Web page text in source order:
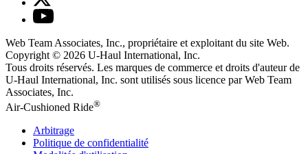
Web Team Associates, Inc., propriétaire et exploitant du site Web.
Copyright © 2026 U-Haul International, Inc.
Tous droits réservés. Les marques de commerce et droits d'auteur de
U-Haul International, Inc. sont utilisés sous licence par Web Team
Associates, Inc.
Air-Cushioned Ride®
Arbitrage
Politique de confidentialité